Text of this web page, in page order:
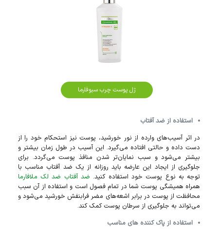
ژل پوست چرب سبوفارما
استفاده از ضد آفتاب
در اثر آسیب‌های وارده از نور خورشید، پوست نیز استحکام خود را از
دست داده و حالتی افتاده می‌گیرد. این آسیب در طول زمان بیشتر و
بیشتر می‌شود و سبب نمایان‌تر شدن منافذ پوست می‌گردد. برای
جلوگیری از ایجاد این عارضه باید روزانه از یک ضد آفتاب مناسب با
توجه به نوع پوست خود استفاده کنید. ضد آفتاب ضد لک ملافارما
همراه همیشگی پوست شما در تمام فصول است و استفاده از آن سبب
محافظت از پوست در برابر اشعه‌های مضر فرابنفش خورشید می‌شود و
می‌تواند به جلوگیری از سرطان پوست کمک ‌کند.
استفاده از پاک کننده‌ های مناسب